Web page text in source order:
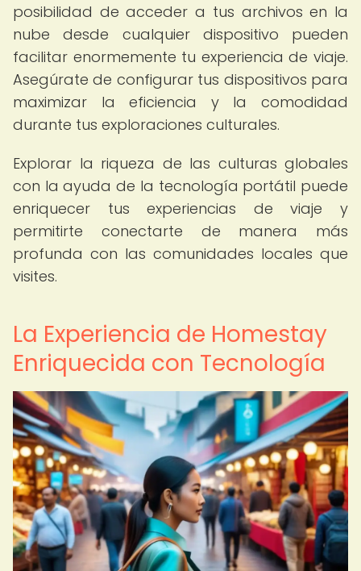
posibilidad de acceder a tus archivos en la
nube desde cualquier dispositivo pueden
facilitar enormemente tu experiencia de viaje.
Asegúrate de configurar tus dispositivos para
maximizar la eficiencia y la comodidad
durante tus exploraciones culturales.
Explorar la riqueza de las culturas globales
con la ayuda de la tecnología portátil puede
enriquecer tus experiencias de viaje y
permitirte conectarte de manera más
profunda con las comunidades locales que
visites.
La Experiencia de Homestay
Enriquecida con Tecnología